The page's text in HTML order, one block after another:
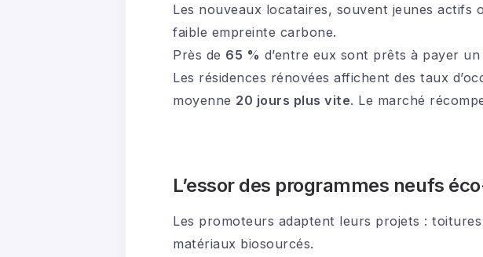
Les nouveaux locataires, souvent jeunes actifs
faible empreinte carbone.
Près de 65 % d’entre eux sont prêts à payer
Les résidences rénovées affichent des taux
moyenne 20 jours plus vite. Le marché
L’essor des programmes neufs
Les promoteurs adaptent leurs projets :
matériaux biosourcés.